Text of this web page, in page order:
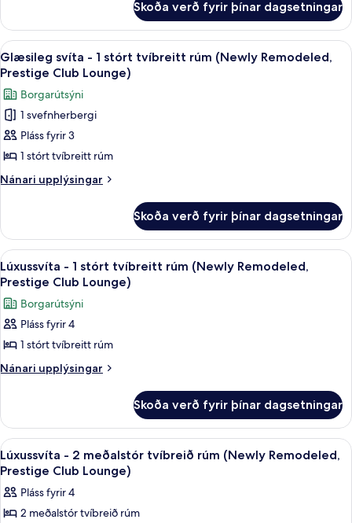
Queen
Beds,
City
View
Remodeled
Premium
Room,
2
Queen
Beds,
City
View
Skoða verð fyrir þínar dagsetningar
Skoða
allar
myndir
fyrir
Glæsileg
svíta
-
1
rúm
(Newly
Remodeled,
Prestige
Club
Lounge)
8
Glæsileg svíta - 1 stórt tvíbreitt rúm (Newly Remodeled,
Prestige Club Lounge)
Borgarútsýni
1 svefnherbergi
Pláss fyrir 3
1 stórt tvíbreitt rúm
Nánari upplýsingar
Nánari
svíta
1
stórt
tvíbreitt
rúm
(Newly
Remodeled,
Prestige
Club
Lounge)
Skoða verð fyrir þínar dagsetningar
Skoða
allar
myndir
fyrir
Lúxussvíta
-
1
rúm
(Newly
Remodeled,
Prestige
Club
Lounge)
8
Lúxussvíta - 1 stórt tvíbreitt rúm (Newly Remodeled,
Prestige Club Lounge)
Borgarútsýni
Pláss fyrir 4
1 stórt tvíbreitt rúm
Nánari upplýsingar
Nánari
-
stórt
tvíbreitt
(Newly
Remodeled,
Skoða verð fyrir þínar dagsetningar
Skoða
allar
myndir
fyrir
Lúxussvíta
9
Lúxussvíta - 2 meðalstór tvíbreið rúm (Newly Remodeled,
Prestige Club Lounge)
Pláss fyrir 4
2 meðalstór tvíbreið rúm